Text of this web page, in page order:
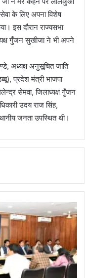
के लिए अपना विशेष
इस दौरान राज्यसभा
गुँजन सुखीजा ने भी अपने
अध्यक्ष अनुसूचित जाति
प्रदेश मंत्री भाजपा
सेमवा, जिलाध्यक्ष गुँजन
उदय राज सिंह,
जनता उपस्थित थी।